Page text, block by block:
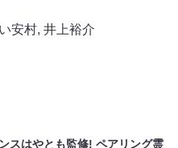
安村, 井上裕介
スはやとも監修! ペアリング霊